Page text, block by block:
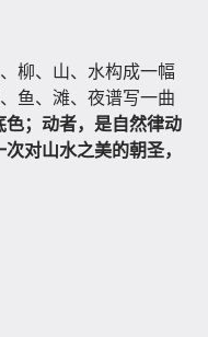
柳、山、水构成一幅
鱼、滩、夜谱写一曲
；动者，是自然律动
对山水之美的朝圣，